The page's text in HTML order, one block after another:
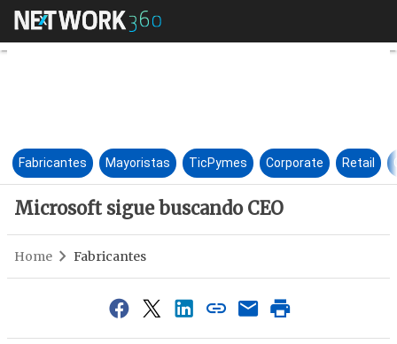
Microsoft sigue buscando
Fabricantes Mayoristas TicPymes Corporate Retail
Microsoft sigue buscando CEO
Home Fabricantes